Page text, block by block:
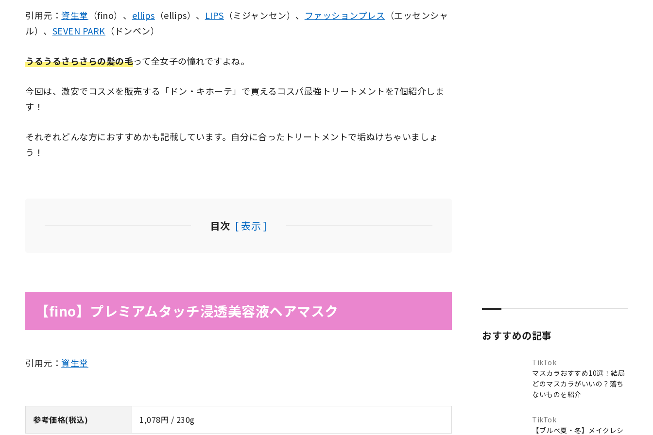
引用元：資生堂 （fino）、 ellips （ellips）、 LIPS （ミジャンセン）、 ファッションプレス （エッセンシャ
ル）、 SEVEN PARK （ドンペン）
うるうるさらさらの髪の毛って全女子の憧れですよね。
今回は、激安でコスメを販売する「ドン・キホーテ」で買えるコスパ最強トリートメントを7個紹介しま
す！
それぞれどんな方におすすめかも記載しています。自分に合ったトリートメントで垢ぬけちゃいましょ
う！
目次 [ 表示 ]
【fino】プレミアムタッチ浸透美容液ヘアマスク
引用元：資生堂
参考価格(税込) 1,078円 / 230g
おすすめの記事
TikTok
マスカラおすすめ10選！結局
どのマスカラがいいの？落ち
ないものを紹介
TikTok
【ブルべ夏・冬】メイクレシ